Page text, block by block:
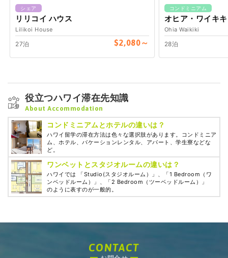
シェア
リリコイ ハウス
Lilikoi House
27泊 $2,080～
コンドミニアム
オヒア・ワイキキ
Ohia Waikiki
28泊
役立つハワイ滞在先知識
About Accommodation
コンドミニアムとホテルの違いは？
ハワイ留学の滞在方法は色々な選択肢があります。コンドミニア
ム、ホテル、バケーションレンタル、アパート、学生寮などな
ど。
ワンベットとスタジオルームの違いは？
ハワイでは 「Studio(スタジオルーム）」、「1 Bedroom（ワ
ンベッドルーム）」、「2 Bedroom（ツーベッドルーム）」
のように表すのが一般的。
CONTACT